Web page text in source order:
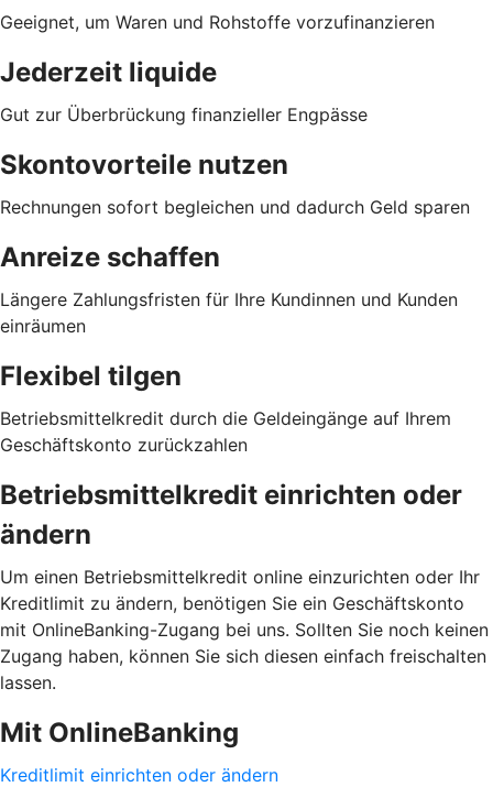
Geeignet, um Waren und Rohstoffe vorzufinanzieren
Jederzeit liquide
Gut zur Überbrückung finanzieller Engpässe
Skontovorteile nutzen
Rechnungen sofort begleichen und dadurch Geld sparen
Anreize schaffen
Längere Zahlungsfristen für Ihre Kundinnen und Kunden
einräumen
Flexibel tilgen
Betriebsmittelkredit durch die Geldeingänge auf Ihrem
Geschäftskonto zurückzahlen
Betriebsmittelkredit einrichten oder
ändern
Um einen Betriebsmittelkredit online einzurichten oder Ihr
Kreditlimit zu ändern, benötigen Sie ein Geschäftskonto
mit OnlineBanking-Zugang bei uns. Sollten Sie noch keinen
Zugang haben, können Sie sich diesen einfach freischalten
lassen.
Mit OnlineBanking
Kreditlimit einrichten oder ändern